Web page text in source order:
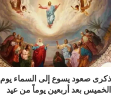
ذكرى صعود يسوع إلى السماء يوم
الخميس بعد أربعين يوماً من عيد